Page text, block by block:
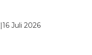
|16 Juli 2026